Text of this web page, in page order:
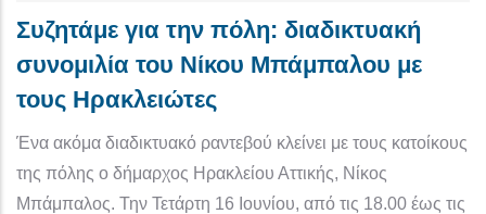
Συζητάμε για την πόλη: διαδικτυακή
συνομιλία του Νίκου Μπάμπαλου με
τους Ηρακλειώτες
Ένα ακόμα διαδικτυακό ραντεβού κλείνει με τους κατοίκους
της πόλης ο δήμαρχος Ηρακλείου Αττικής, Νίκος
Μπάμπαλος. Την Τετάρτη 16 Ιουνίου, από τις 18.00 έως τις